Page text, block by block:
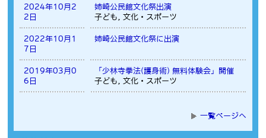
2024年10月2
2日
姉崎公民館文化祭出演
子ども, 文化・スポーツ
2022年10月1
7日
姉崎公民館文化祭に出演
2019年03月0
6日
「少林寺拳法(護身術) 無料体験会」開催
子ども, 文化・スポーツ
一覧ページへ